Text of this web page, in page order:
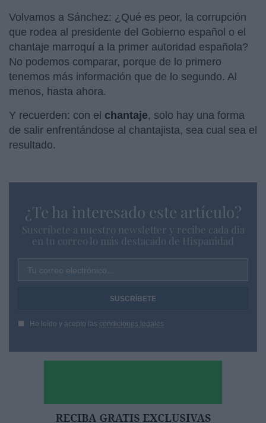
Volvamos a Sánchez: ¿Qué es peor, la corrupción
que rodea al presidente del Gobierno español o el
chantaje marroquí a la primer autoridad española?
No podemos comparar, porque de lo primero
tenemos más información que de lo segundo. Al
menos, hasta ahora.
Y recuerden: con el chantaje, solo hay una forma
de salir enfrentándose al chantajista, sea cual sea el
resultado.
¿Te ha interesado este artículo?
Suscríbete a nuestro newsletter y recibe cada dia
en tu correo lo más destacado de Hispanidad
Tu correo electrónico...
He leído y acepto las condiciones legales